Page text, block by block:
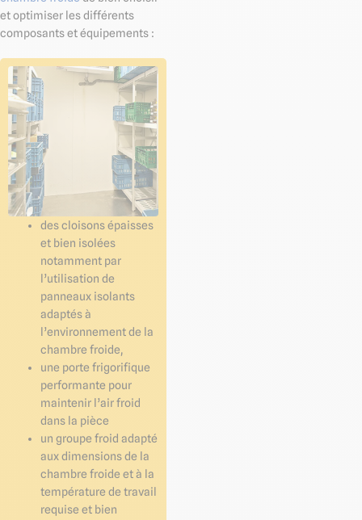
et optimiser les différents
composants et équipements :
des cloisons épaisses
et bien isolées
notamment par
l’utilisation de
panneaux isolants
adaptés à
l’environnement de la
chambre froide,
une porte frigorifique
performante pour
maintenir l’air froid
dans la pièce
un groupe froid adapté
aux dimensions de la
chambre froide et à la
température de travail
requise et bien